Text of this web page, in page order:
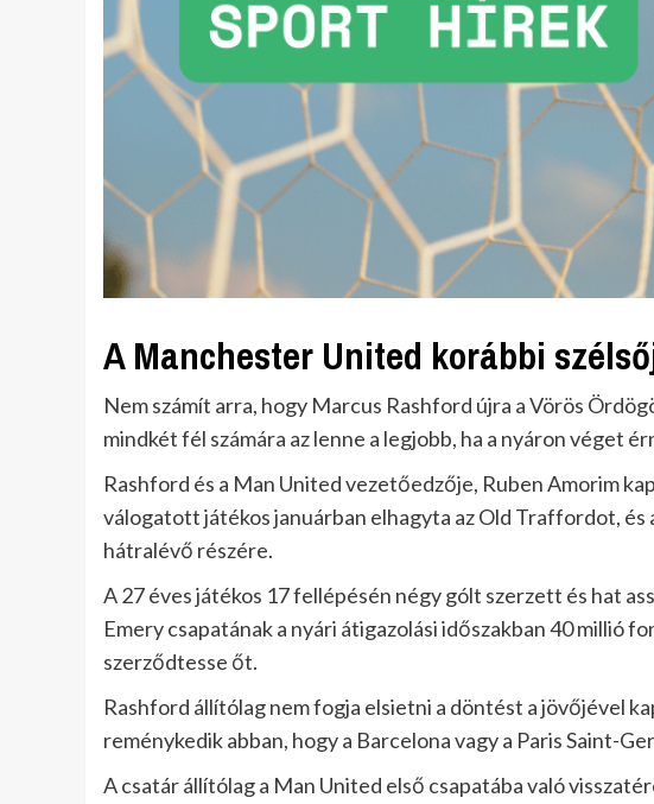
A Manchester United korábbi
Nem számít arra, hogy Marcus Rashford újra a Vörös
mindkét fél számára az lenne a legjobb, ha a nyáron véget
Rashford és a Man United vezetőedzője, Ruben Amorim
válogatott játékos januárban elhagyta az Old Traffordot, és
hátralévő részére.
A 27 éves játékos 17 fellépésén négy gólt szerzett és hat
Emery csapatának a nyári átigazolási időszakban 40 millió
szerződtesse őt.
Rashford állítólag nem fogja elsietni a döntést a jövőjével
reménykedik abban, hogy a Barcelona vagy a Paris Saint-
A csatár állítólag a Man United első csapatába való